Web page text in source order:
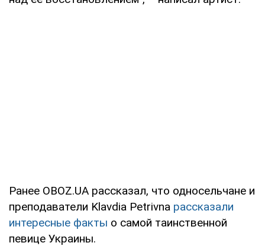
Ранее OBOZ.UA рассказал, что односельчане и
преподаватели Klavdia Petrivna рассказали
интересные факты о самой таинственной
певице Украины.